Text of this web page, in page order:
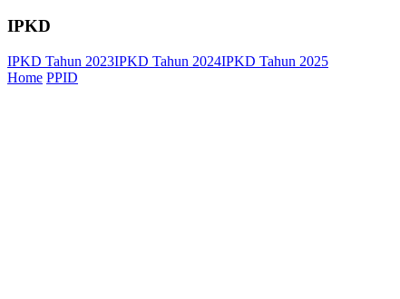
IPKD
IPKD Tahun 2023IPKD Tahun 2024IPKD Tahun 2025
Home PPID